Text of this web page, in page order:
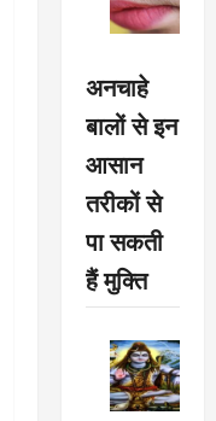
अनचाहे
बालों से इन
आसान
तरीकों से
पा सकती
हैं मुक्ति